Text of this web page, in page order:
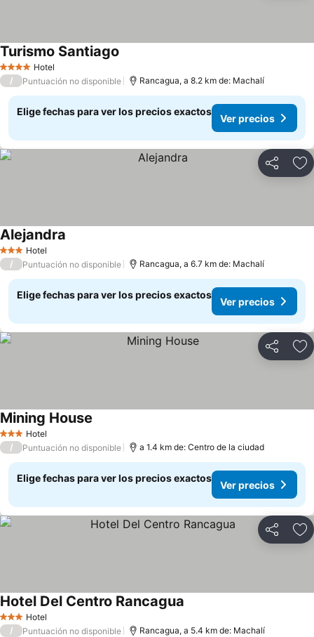
4 EstrellasHotel
Turismo Santiago
/ Puntuación no disponible Rancagua, a 8.2 km de: Machalí
Elige fechas para ver los precios exactos
Ver precios
Compartir
3 Estrellas
Hotel
Alejandra
/ Puntuación no disponible Rancagua, a 6.7 km de: Machalí
Elige fechas para ver los precios exactos
Ver precios
Compartir
3 Estrellas
Hotel
Mining House
/ Puntuación no disponible a 1.4 km de: Centro de la ciudad
Elige fechas para ver los precios exactos
Ver precios
Compartir
3 Estrellas
Hotel
Hotel Del Centro Rancagua
/ Puntuación no disponible Rancagua, a 5.4 km de: Machalí